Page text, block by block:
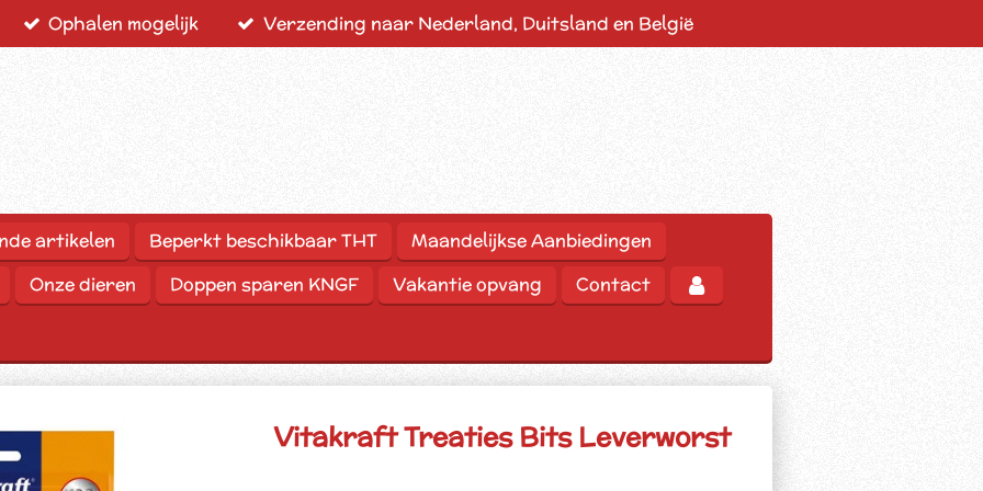
Ophalen mogelijk Verzending naar Nederland, Duitsland en België
artikelen Beperkt beschikbaar THT
Maandelijkse Aanbiedingen
Onze dieren Doppen sparen KNGF Vakantie opvang Contact
Vitakraft Treaties Bits Leverworst